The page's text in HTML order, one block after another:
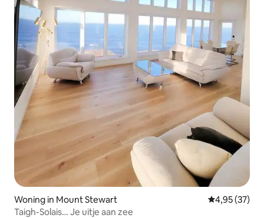
Woning in Mount Stewart Gemiddelde
4,95 (37)
Taigh-Solais… Je uitje aan zee